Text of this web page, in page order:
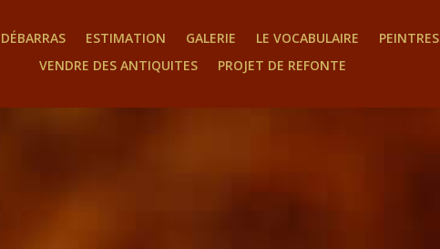
DÉBARRAS ESTIMATION GALERIE LE VOCABULAIRE PEINTRES
VENDRE DES ANTIQUITES
PROJET DE REFONTE